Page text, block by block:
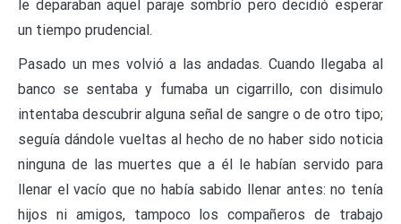
le deparaban aquel paraje sombrío pero decidió esperar
un tiempo prudencial.
Pasado un mes volvió a las andadas. Cuando llegaba al
banco se sentaba y fumaba un cigarrillo, con disimulo
intentaba descubrir alguna señal de sangre o de otro tipo;
seguía dándole vueltas al hecho de no haber sido noticia
ninguna de las muertes que a él le habían servido para
llenar el vacío que no había sabido llenar antes: no tenía
hijos ni amigos, tampoco los compañeros de trabajo